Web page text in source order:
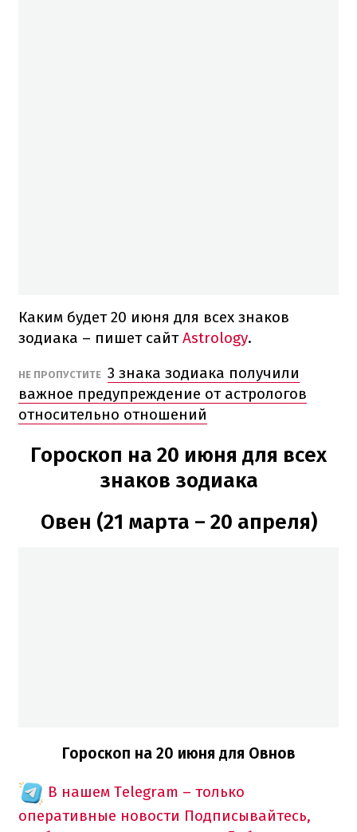
Каким будет 20 июня для всех знаков
зодиака – пишет сайтAstrology.
НЕ ПРОПУСТИТЕ 3 знака зодиака получили
важное предупреждение от астрологов
относительно отношений
Гороскоп на 20 июня для всех
знаков зодиака
Овен (21 марта – 20 апреля)
Гороскоп на 20 июня для Овнов
В нашем Telegram – только
оперативные новости Подписывайтесь,